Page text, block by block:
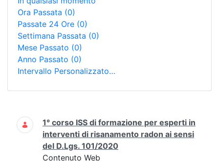
Ora Passata (0)
Passate 24 Ore (0)
Settimana Passata (0)
Mese Passato (0)
Anno Passato (0)
Intervallo Personalizzato…
Ricerca
1° corso ISS di formazione per esperti in
interventi di risanamento radon ai sensi
del D.Lgs. 101/2020
Contenuto Web